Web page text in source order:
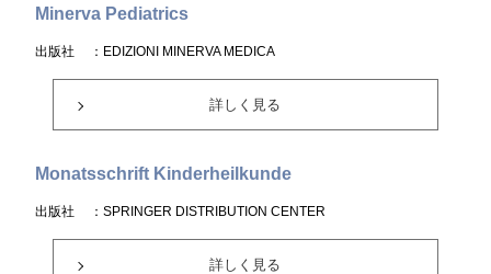
Minerva Pediatrics
出版社 ：EDIZIONI MINERVA MEDICA
詳しく見る
Monatsschrift Kinderheilkunde
出版社 ：SPRINGER DISTRIBUTION CENTER
詳しく見る